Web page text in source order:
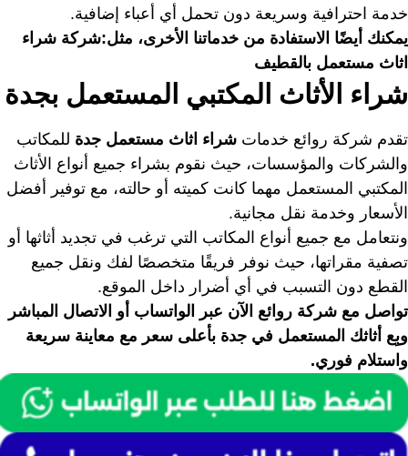
خدمة احترافية وسريعة دون تحمل أي أعباء إضافية.
يمكنك أيضًا الاستفادة من خدماتنا الأخرى، مثل:شركة شراء
اثاث مستعمل بالقطيف
شراء الأثاث المكتبي المستعمل بجدة
تقدم شركة روائع خدمات شراء اثاث مستعمل جدة للمكاتب
والشركات والمؤسسات، حيث نقوم بشراء جميع أنواع الأثاث
المكتبي المستعمل مهما كانت كميته أو حالته، مع توفير أفضل
الأسعار وخدمة نقل مجانية.
ونتعامل مع جميع أنواع المكاتب التي ترغب في تجديد أثاثها أو
تصفية مقراتها، حيث نوفر فريقًا متخصصًا لفك ونقل جميع
القطع دون التسبب في أي أضرار داخل الموقع.
تواصل مع شركة روائع الآن عبر الواتساب أو الاتصال المباشر
وبِع أثاثك المستعمل في جدة بأعلى سعر مع معاينة سريعة
واستلام فوري.